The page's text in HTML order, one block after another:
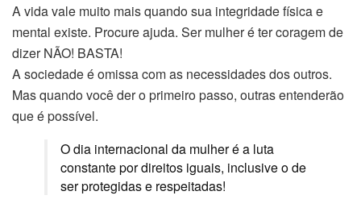
A vida vale muito mais quando sua integridade física e
mental existe. Procure ajuda. Ser mulher é ter coragem de
dizer NÃO! BASTA!
A sociedade é omissa com as necessidades dos outros.
Mas quando você der o primeiro passo, outras entenderão
que é possível.
O dia internacional da mulher é a luta
constante por direitos iguais, inclusive o de
ser protegidas e respeitadas!